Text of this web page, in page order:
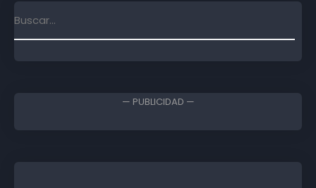
— PUBLICIDAD —